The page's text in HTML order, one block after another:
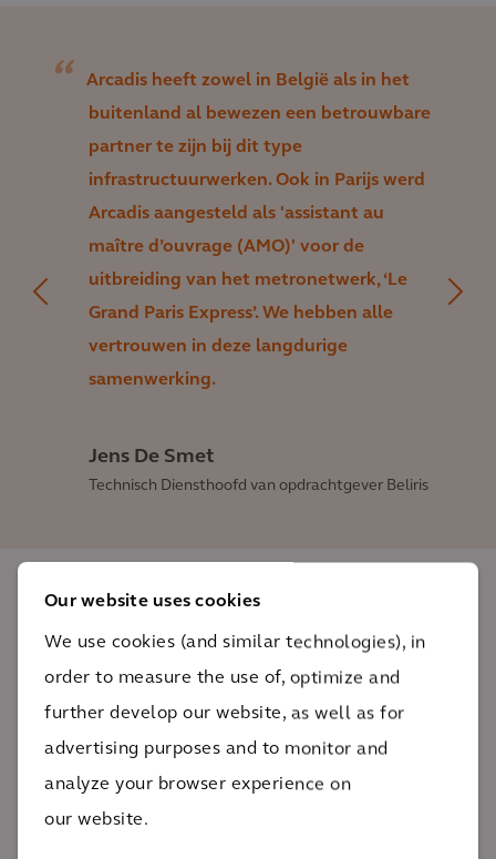
Our website uses cookies
We use cookies (and similar technologies), in
order to measure the use of, optimize and
further develop our website, as well as for
advertising purposes and to monitor and
analyze your browser experience on
our website.
Arcadis heeft zowel in België als in het
buitenland al bewezen een betrouwbare
partner te zijn bij dit type
infrastructuurwerken. Ook in Parijs werd
Arcadis aangesteld als 'assistant au
maître d’ouvrage (AMO)' voor de
uitbreiding van het metronetwerk, ‘Le
Grand Paris Express’. We hebben alle
vertrouwen in deze langdurige
samenwerking.
Jens De Smet
Technisch Diensthoofd van opdrachtgever Beliris
Impact
Deze lijn verbindt rand met stadscentrum en maakt
kantoren, handelszaken, culturele instellingen en
scholen beter en sneller bereikbaar.
30 meter